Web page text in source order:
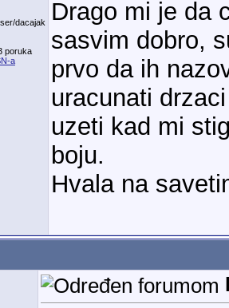
dacajak
poruka
Drago mi je da
sasvim dobro,
prvo da ih
uracunati
uzeti kad mi
boju.
Hvala na